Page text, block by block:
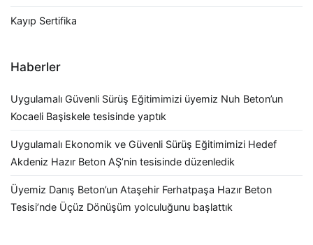
Kayıp Sertifika
Haberler
Uygulamalı Güvenli Sürüş Eğitimimizi üyemiz Nuh Beton’un
Kocaeli Başiskele tesisinde yaptık
Uygulamalı Ekonomik ve Güvenli Sürüş Eğitimimizi Hedef
Akdeniz Hazır Beton AŞ’nin tesisinde düzenledik
Üyemiz Danış Beton’un Ataşehir Ferhatpaşa Hazır Beton
Tesisi’nde Üçüz Dönüşüm yolculuğunu başlattık